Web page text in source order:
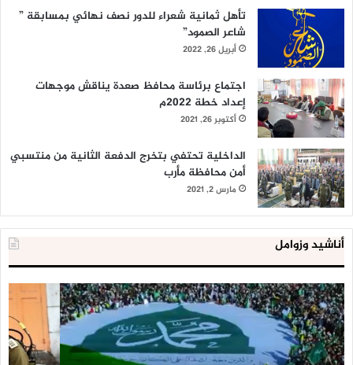
تأهل ثمانية شعراء للدور نصف نهائي بمسابقة ”
شاعر الصمود”
أبريل 26, 2022
اجتماع برئاسة محافظ صعدة يناقش موجهات
إعداد خطة 2022م
أكتوبر 26, 2021
الداخلية تحتفي بتخرج الدفعة الثانية من منتسبي
أمن محافظة مأرب
مارس 2, 2021
أناشيد وزوامل
العدو
الإسرائيلي
اعتقل
543
طفلا